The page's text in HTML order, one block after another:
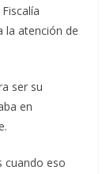
la atención de
ser su
en
cuando eso